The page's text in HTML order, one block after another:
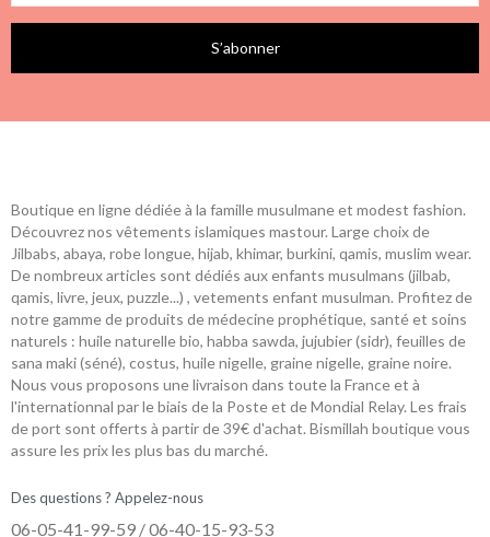
S’abonner
Boutique en ligne dédiée à la famille musulmane et modest fashion.
Découvrez nos vêtements islamiques mastour. Large choix de
Jilbabs, abaya, robe longue, hijab, khimar, burkini, qamis, muslim wear.
De nombreux articles sont dédiés aux enfants musulmans (jilbab,
qamis, livre, jeux, puzzle...) , vetements enfant musulman. Profitez de
notre gamme de produits de médecine prophétique, santé et soins
naturels : huile naturelle bio, habba sawda, jujubier (sidr), feuilles de
sana maki (séné), costus, huile nigelle, graine nigelle, graine noire.
Nous vous proposons une livraison dans toute la France et à
l'internationnal par le biais de la Poste et de Mondial Relay. Les frais
de port sont offerts à partir de 39€ d'achat. Bismillah boutique vous
assure les prix les plus bas du marché.
Des questions ? Appelez-nous
06-05-41-99-59 / 06-40-15-93-53